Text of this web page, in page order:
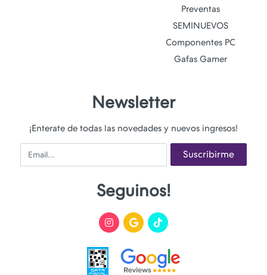
Preventas
SEMINUEVOS
Componentes PC
Gafas Gamer
Newsletter
¡Enterate de todas las novedades y nuevos ingresos!
Email Suscribirme
Seguinos!